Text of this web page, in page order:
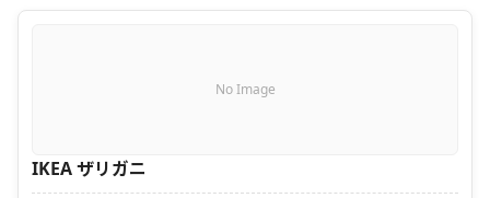
No Image
IKEA ザリガニ